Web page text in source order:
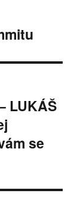
LUKÁŠ
se